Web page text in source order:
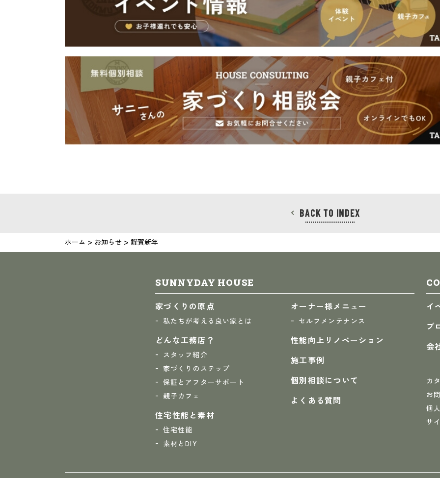
BACK TO INDEX
ホーム > お知らせ > 謹賀新年
SUNNYDAY HOUSE
家づくりの原点
私たちが考える良い家とは
どんな工務店？
スタッフ紹介
家づくりのステップ
保証とアフターサポート
親子カフェ
住宅性能と素材
住宅性能
素材とDIY
オーナー様メニュー
セルフメンテナンス
性能向上リノベーション
施工事例
個別相談について
よくある質問
イ
ブ
会
カ
お
個
サ